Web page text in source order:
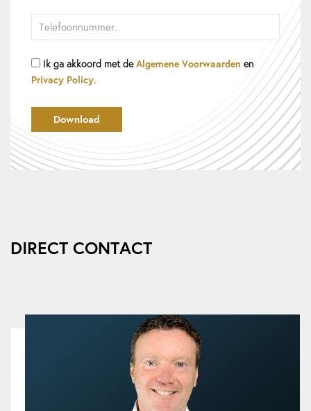
Ik ga akkoord met deAlgemene Voorwaarden en
Privacy Policy.
DIRECT CONTACT